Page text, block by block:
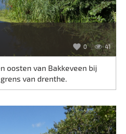
0 41
oosten van Bakkeveen bij
van drenthe.